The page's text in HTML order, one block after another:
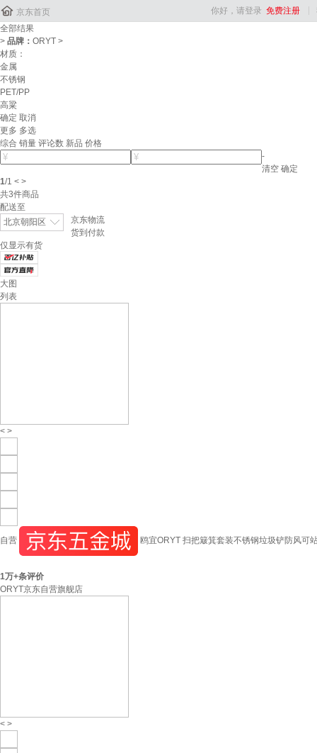
 京东首页 你好，请登录 免费注册
全部结果
> 品牌： ORYT >
材质：
金属
不锈钢
PET/PP
高粱
确定 取消
更多 多选
综合 销量 评论数 新品 价格
-
清空 确定
1/1 < >
共3件商品
配送至
北京朝阳区
京东物流
货到付款
仅显示有货
大图
列表
< >
自营 鸥宜ORYT 扫把簸箕套装不锈钢垃圾铲防风可
1万+条评价
ORYT京东自营旗舰店
< >